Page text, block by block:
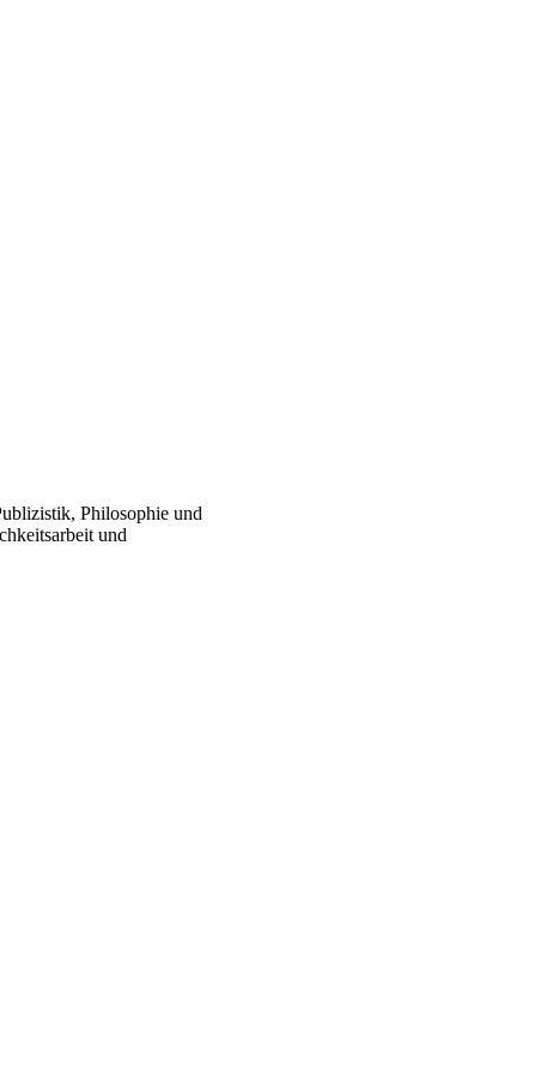
Philosophie und
und